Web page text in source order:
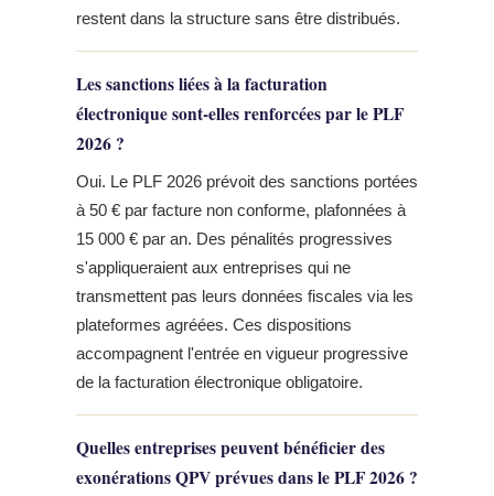
restent dans la structure sans être distribués.
Les sanctions liées à la facturation
électronique sont-elles renforcées par le PLF
2026 ?
Oui. Le PLF 2026 prévoit des sanctions portées
à 50 € par facture non conforme, plafonnées à
15 000 € par an. Des pénalités progressives
s'appliqueraient aux entreprises qui ne
transmettent pas leurs données fiscales via les
plateformes agréées. Ces dispositions
accompagnent l'entrée en vigueur progressive
de la facturation électronique obligatoire.
Quelles entreprises peuvent bénéficier des
exonérations QPV prévues dans le PLF 2026 ?